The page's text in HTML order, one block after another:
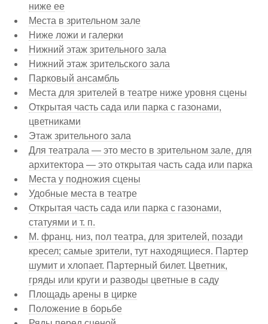
ниже ее
Места в зрительном зале
Ниже ложи и галерки
Нижний этаж зрительного зала
Нижний этаж зрительского зала
Парковый ансамбль
Места для зрителей в театре ниже уровня сцены
Открытая часть сада или парка с газонами,
цветниками
Этаж зрительного зала
Для театрала — это место в зрительном зале, для
архитектора — это открытая часть сада или парка
Места у подножия сцены
Удобные места в театре
Открытая часть сада или парка с газонами,
статуями и т. п.
М. франц. низ, пол театра, для зрителей, позади
кресел; самые зрители, тут находящиеся. Партер
шумит и хлопает. Партерный билет. Цветник,
гряды или круги и разводы цветные в саду
Площадь арены в цирке
Положение в борьбе